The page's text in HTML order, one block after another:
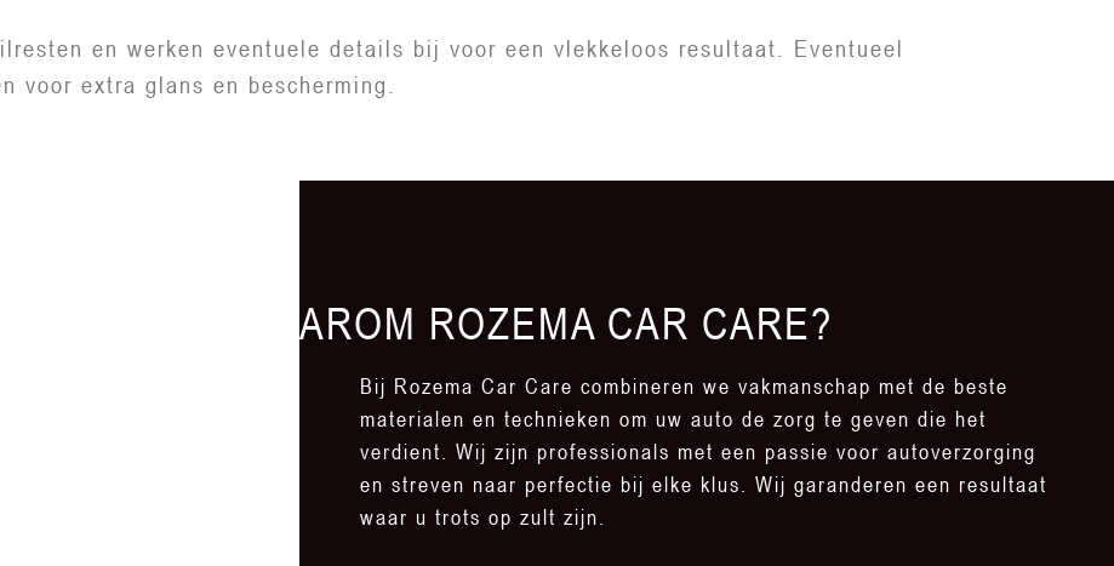
en werken eventuele details bij voor een vlekkeloos resultaat. Eventueel
voor extra glans en bescherming.
WAAROM ROZEMA CAR CARE?
Bij Rozema Car Care combineren we vakmanschap met de beste
materialen en technieken om uw auto de zorg te geven die het
verdient. Wij zijn professionals met een passie voor autoverzorging
en streven naar perfectie bij elke klus. Wij garanderen een resultaat
waar u trots op zult zijn.